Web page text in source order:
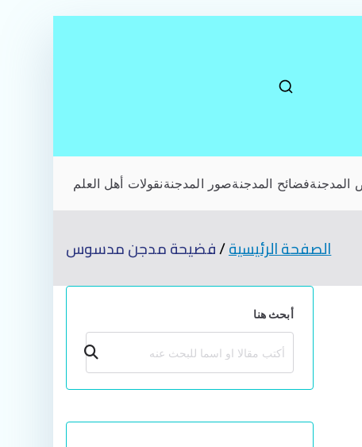
المدجنةفضائح المدجنةصور المدجنةنقولات أهل العلم
الصفحة الرئيسية فضيحة مدجن مدسوس
أبحث هنا
بحث